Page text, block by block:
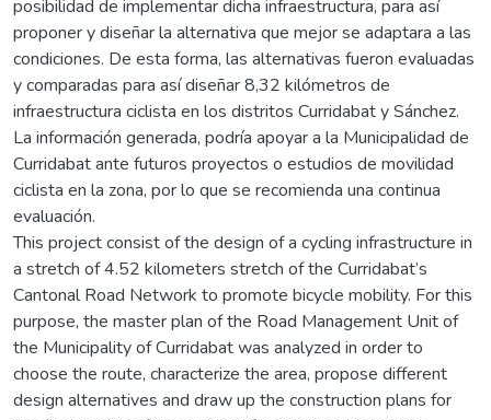
posibilidad de implementar dicha infraestructura, para así
proponer y diseñar la alternativa que mejor se adaptara a las
condiciones. De esta forma, las alternativas fueron evaluadas
y comparadas para así diseñar 8,32 kilómetros de
infraestructura ciclista en los distritos Curridabat y Sánchez.
La información generada, podría apoyar a la Municipalidad de
Curridabat ante futuros proyectos o estudios de movilidad
ciclista en la zona, por lo que se recomienda una continua
evaluación.
This project consist of the design of a cycling infrastructure in
a stretch of 4.52 kilometers stretch of the Curridabat’s
Cantonal Road Network to promote bicycle mobility. For this
purpose, the master plan of the Road Management Unit of
the Municipality of Curridabat was analyzed in order to
choose the route, characterize the area, propose different
design alternatives and draw up the construction plans for